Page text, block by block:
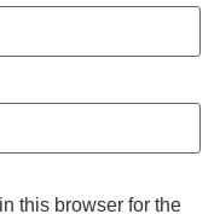
this browser for the